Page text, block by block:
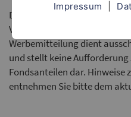
Die steuerliche Behandlung
Verhältnissen jedes einzelnen
Werbemitteilung dient
und stellt keine
Fondsanteilen dar. Hinweise
entnehmen Sie bitte dem
Impressum